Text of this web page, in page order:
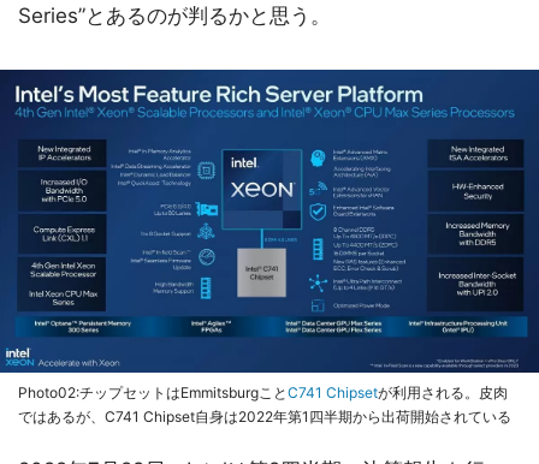
Series”とあるのが判るかと思う。
Photo02:チップセットはEmmitsburgこと C741 Chipsetが利用される。皮肉
ではあるが、C741 Chipset自身は2022年第1四半期から出荷開始されている